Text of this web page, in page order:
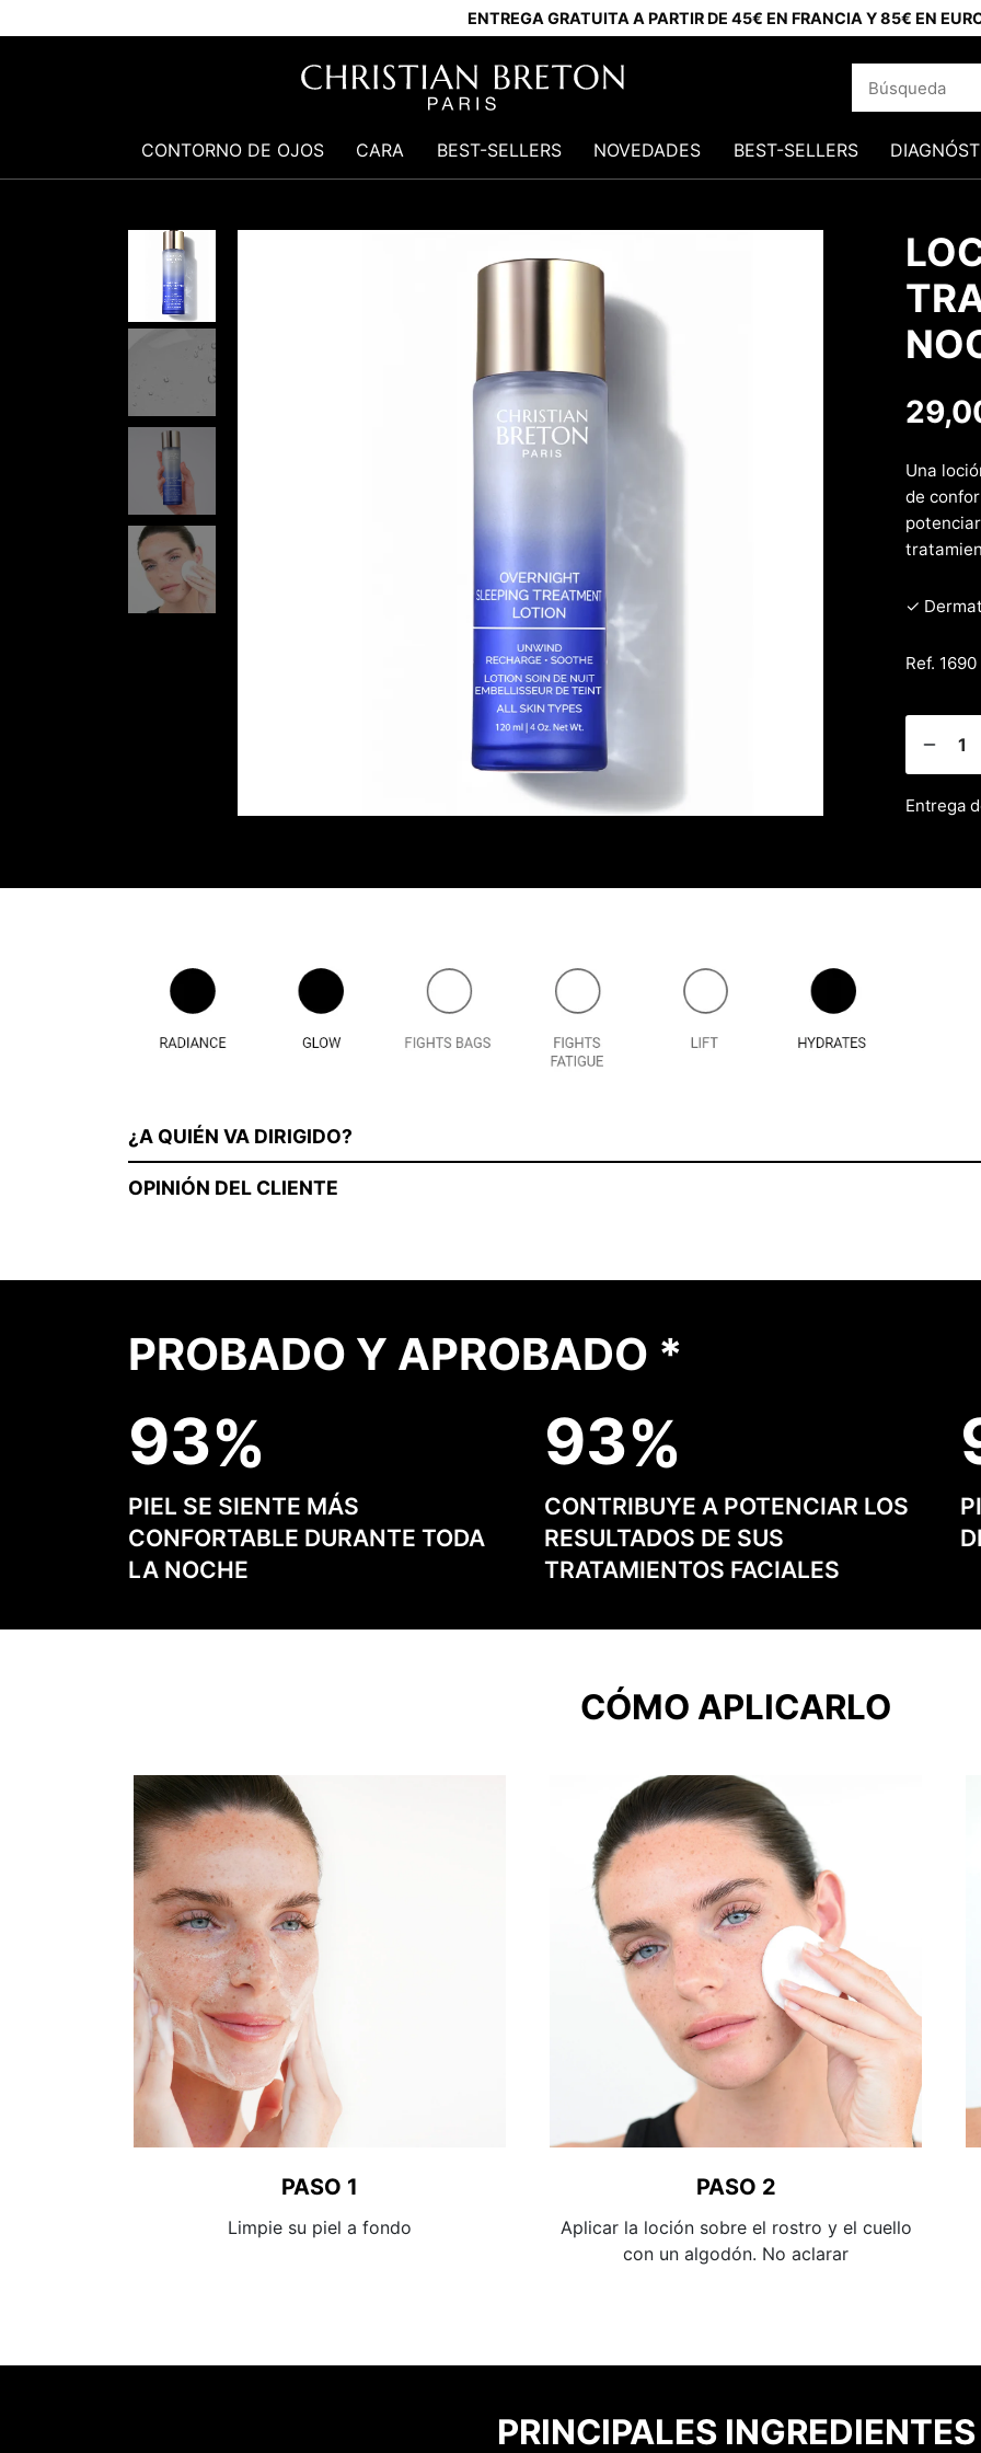
ENTREGA GRATUITA A PARTIR DE 45€ EN FRANCIA Y 85€ EN
CONTORNO DE OJOS CARA BEST-SELLERS NOVEDADES BEST-SELLERS
Una
de
✓
Ref. 1690
Entrega
¿A QUIÉN VA DIRIGIDO?
OPINIÓN DEL CLIENTE
PROBADO Y APROBADO *
93
PIEL SE SIENTE MÁS
CONFORTABLE DURANTE TODA
LA NOCHE
93
CONTRIBUYE A POTENCIAR LOS
RESULTADOS DE SUS
TRATAMIENTOS FACIALES
CÓMO APLICARLO
PASO 1
Limpie su piel a fondo
PASO 2
Aplicar la loción sobre el rostro y el cuello
con un algodón. No aclarar
PRINCIPALES INGREDIENTES